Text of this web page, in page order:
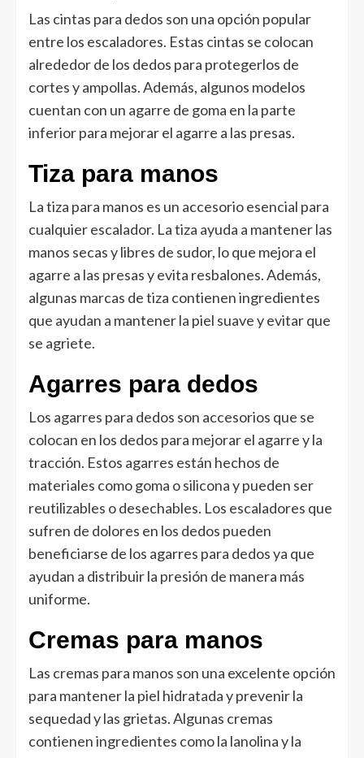
Las cintas para dedos son una opción popular
entre los escaladores. Estas cintas se colocan
alrededor de los dedos para protegerlos de
cortes y ampollas. Además, algunos modelos
cuentan con un agarre de goma en la parte
inferior para mejorar el agarre a las presas.
Tiza para manos
La tiza para manos es un accesorio esencial para
cualquier escalador. La tiza ayuda a mantener las
manos secas y libres de sudor, lo que mejora el
agarre a las presas y evita resbalones. Además,
algunas marcas de tiza contienen ingredientes
que ayudan a mantener la piel suave y evitar que
se agriete.
Agarres para dedos
Los agarres para dedos son accesorios que se
colocan en los dedos para mejorar el agarre y la
tracción. Estos agarres están hechos de
materiales como goma o silicona y pueden ser
reutilizables o desechables. Los escaladores que
sufren de dolores en los dedos pueden
beneficiarse de los agarres para dedos ya que
ayudan a distribuir la presión de manera más
uniforme.
Cremas para manos
Las cremas para manos son una excelente opción
para mantener la piel hidratada y prevenir la
sequedad y las grietas. Algunas cremas
contienen ingredientes como la lanolina y la